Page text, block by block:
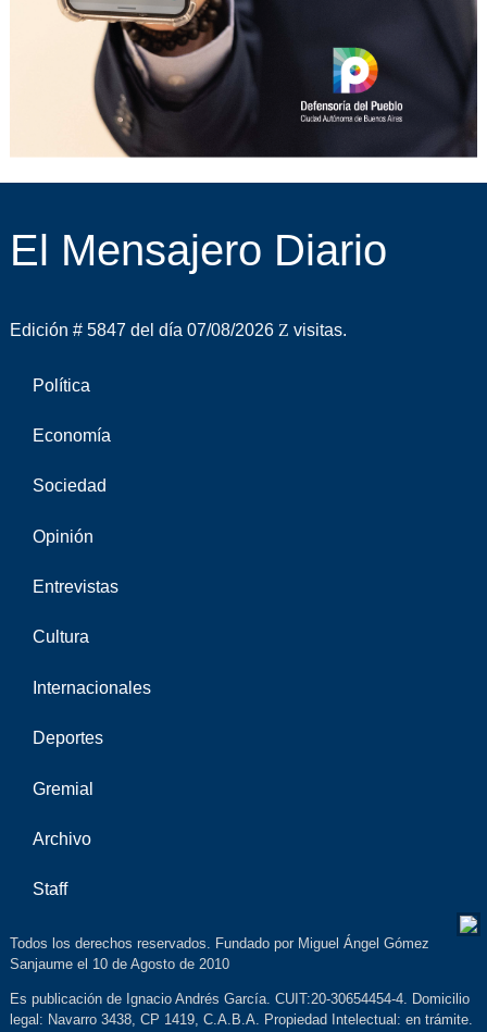
El Mensajero Diario
Edición # 5847 del día 07/08/2026 visitas.
Política
Economía
Sociedad
Opinión
Entrevistas
Cultura
Internacionales
Deportes
Gremial
Archivo
Staff
Todos los derechos reservados. Fundado por Miguel Ángel Gómez
Sanjaume el 10 de Agosto de 2010
Es publicación de Ignacio Andrés García. CUIT:20-30654454-4. Domicilio
legal: Navarro 3438, CP 1419, C.A.B.A. Propiedad Intelectual: en trámite.